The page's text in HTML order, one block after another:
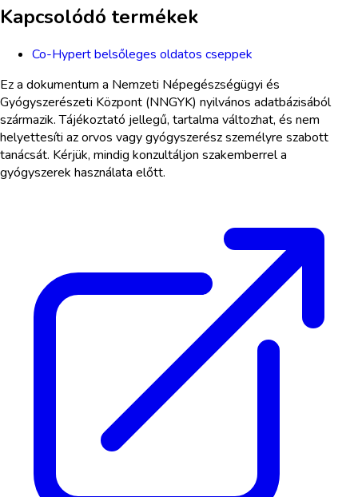
Kapcsolódó termékek
Co-Hypert belsőleges oldatos cseppek
Ez a dokumentum a Nemzeti Népegészségügyi és
Gyógyszerészeti Központ (NNGYK) nyilvános adatbázisából
származik. Tájékoztató jellegű, tartalma változhat, és nem
helyettesíti az orvos vagy gyógyszerész személyre szabott
tanácsát. Kérjük, mindig konzultáljon szakemberrel a
gyógyszerek használata előtt.